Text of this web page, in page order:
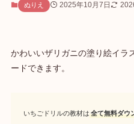
ぬりえ 2025年10月7日
かわいいザリガニの塗り絵イラ
ードできます。
いちごドリルの教材は 全て無料ダウ